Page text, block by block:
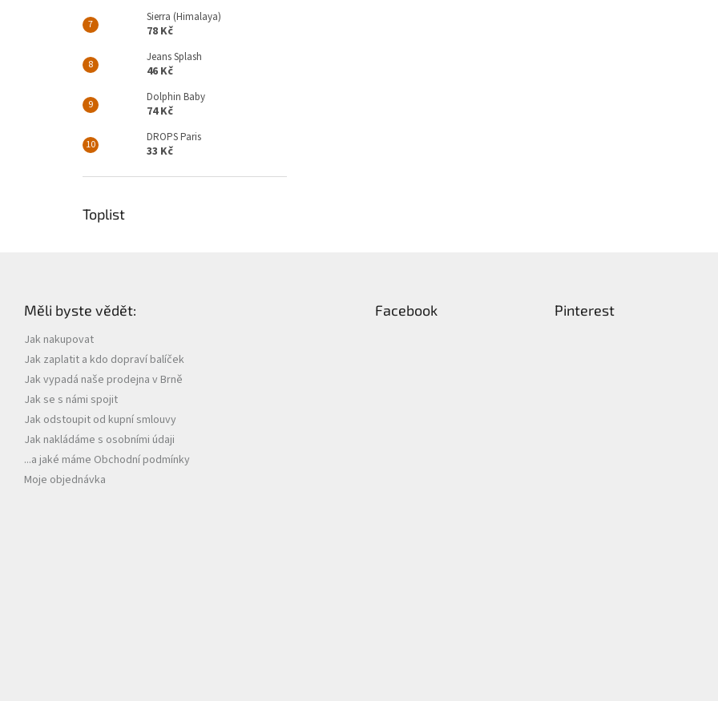
Sierra (Himalaya)
78 Kč
Jeans Splash
46 Kč
Dolphin Baby
74 Kč
DROPS Paris
33 Kč
Toplist
Měli byste vědět:
Jak nakupovat
Jak zaplatit a kdo dopraví balíček
Jak vypadá naše prodejna v Brně
Jak se s námi spojit
Jak odstoupit od kupní smlouvy
Jak nakládáme s osobními údaji
...a jaké máme Obchodní podmínky
Moje objednávka
Facebook Pinterest